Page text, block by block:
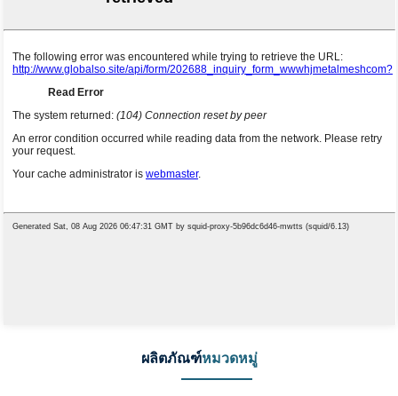
ผลิตภัณฑ์หมวดหมู่